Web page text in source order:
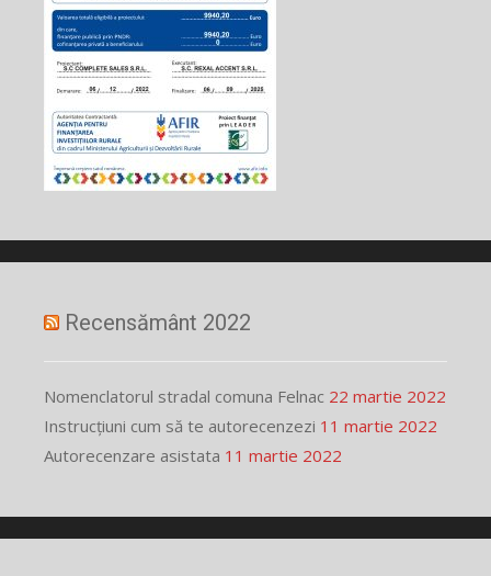
Recensământ 2022
Nomenclatorul stradal comuna Felnac 22 martie 2022
Instrucțiuni cum să te autorecenzezi 11 martie 2022
Autorecenzare asistata 11 martie 2022